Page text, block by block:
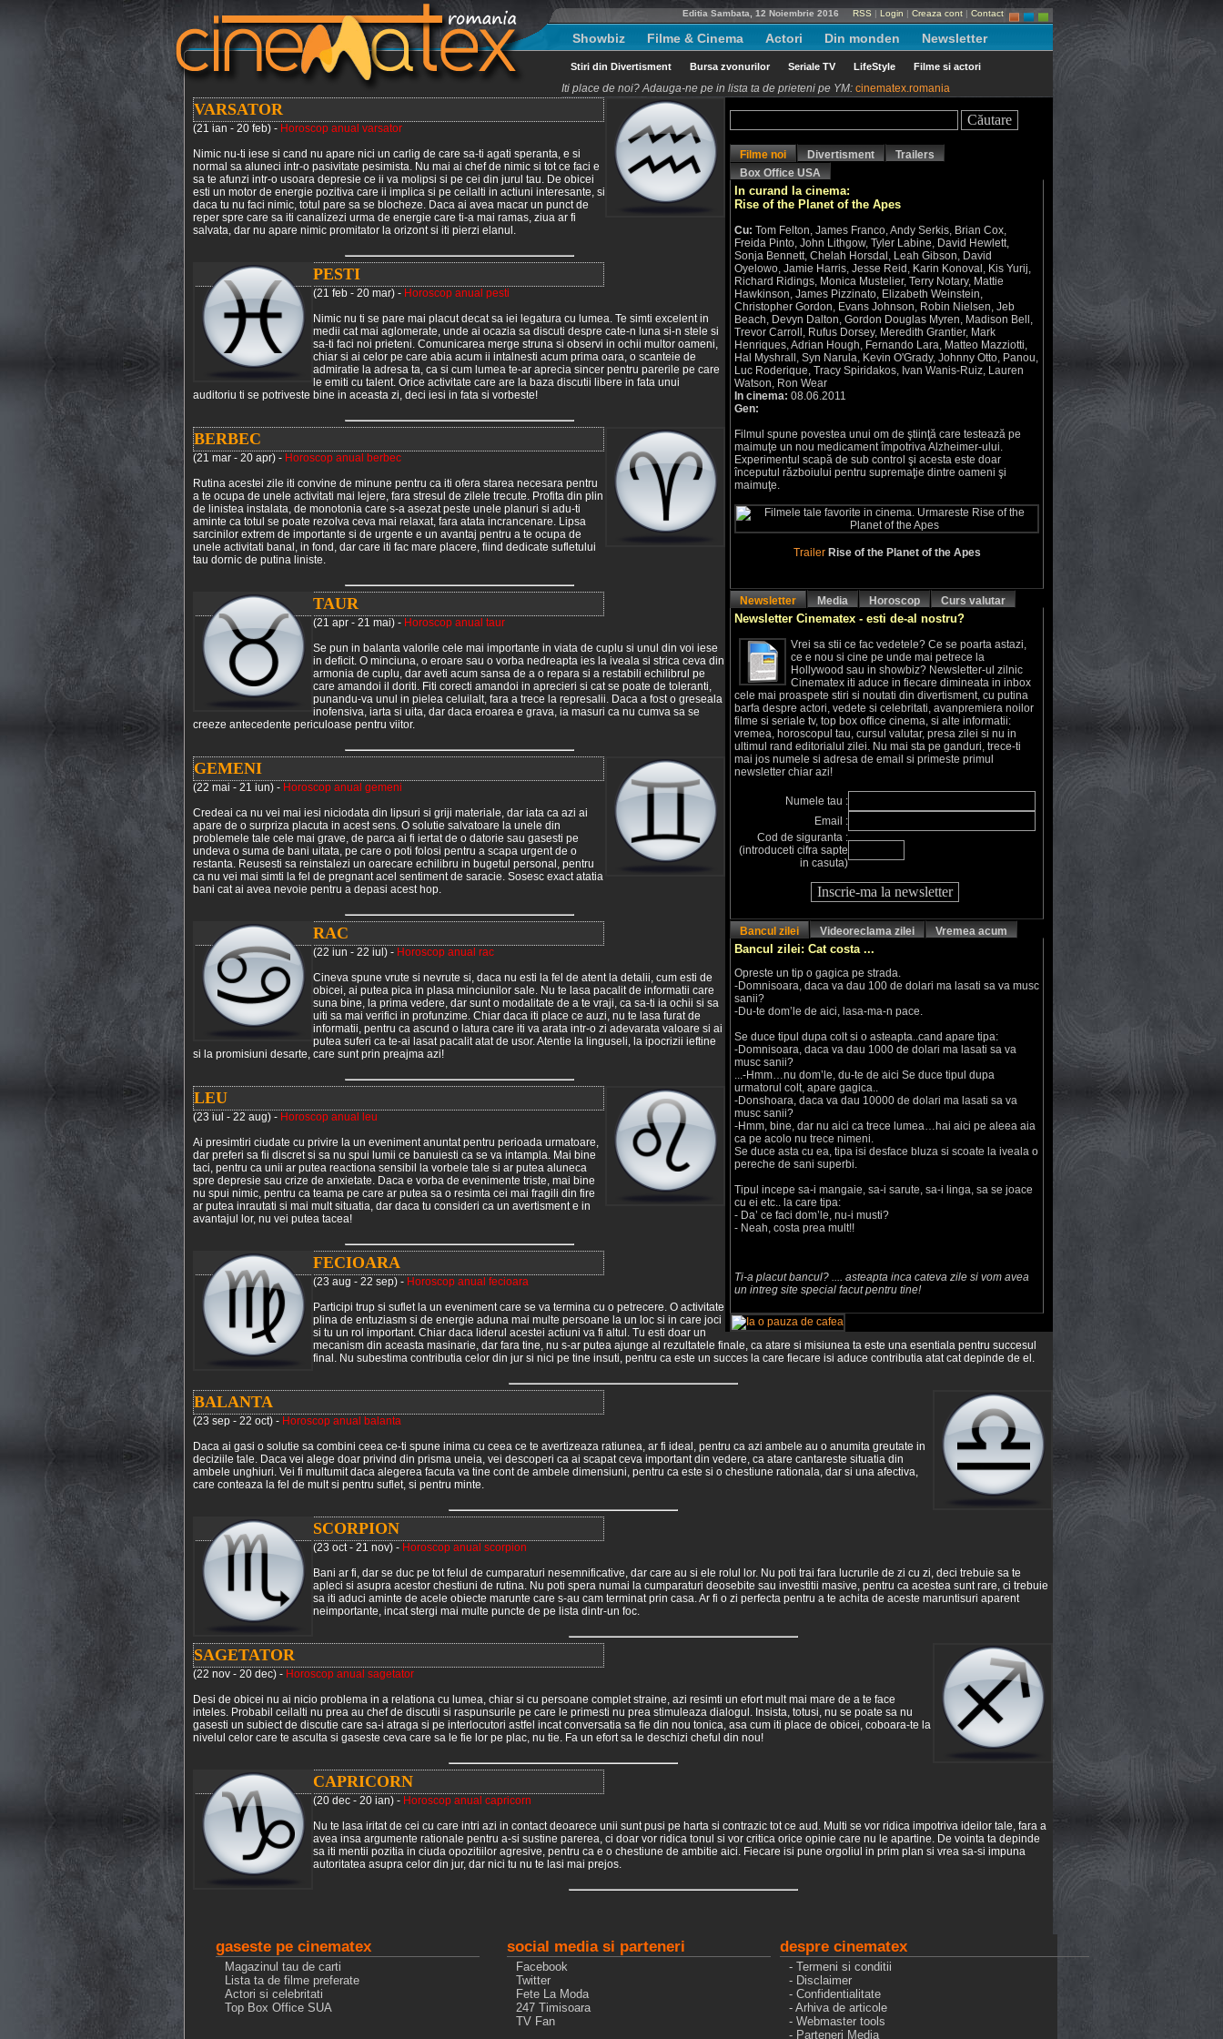
Editia Sambata, 12 Noiembrie 2016 RSS | Login | Creaza cont | Contact
Showbiz Filme & Cinema Actori Din monden Newsletter
Stiri din Divertisment Bursa zvonurilor Seriale TV LifeStyle Filme si actori
Iti place de noi? Adauga-ne pe in lista ta de prieteni pe YM: cinematex.romania
Filme noi Divertisment
Trailers
Box Office USA
In curand la cinema:
Rise of the Planet of the Apes
Cu: Tom Felton, James Franco, Andy Serkis, Brian Cox,
Freida Pinto, John Lithgow, Tyler Labine, David Hewlett,
Sonja Bennett, Chelah Horsdal, Leah Gibson, David
Oyelowo, Jamie Harris, Jesse Reid, Karin Konoval, Kis Yurij,
Richard Ridings, Monica Mustelier, Terry Notary, Mattie
Hawkinson, James Pizzinato, Elizabeth Weinstein,
Christopher Gordon, Evans Johnson, Robin Nielsen, Jeb
Beach, Devyn Dalton, Gordon Douglas Myren, Madison Bell,
Trevor Carroll, Rufus Dorsey, Meredith Grantier, Mark
Henriques, Adrian Hough, Fernando Lara, Matteo Mazziotti,
Hal Myshrall, Syn Narula, Kevin O'Grady, Johnny Otto, Panou,
Luc Roderique, Tracy Spiridakos, Ivan Wanis-Ruiz, Lauren
Watson, Ron Wear
In cinema: 08.06.2011
Gen:
Filmul spune povestea unui om de ştiinţă care testează pe
maimuţe un nou medicament împotriva Alzheimer-ului.
Experimentul scapă de sub control şi acesta este doar
începutul războiului pentru supremaţie dintre oameni şi
maimuţe.
Trailer Rise of the Planet of the Apes
Newsletter Media Horoscop Curs valutar
Newsletter Cinematex - esti de-al nostru?
Vrei sa stii ce fac vedetele? Ce se poarta astazi,
ce e nou si cine pe unde mai petrece la
Hollywood sau in showbiz? Newsletter-ul zilnic
Cinematex iti aduce in fiecare dimineata in inbox
cele mai proaspete stiri si noutati din divertisment, cu putina
barfa despre actori, vedete si celebritati, avanpremiera noilor
filme si seriale tv, top box office cinema, si alte informatii:
vremea, horoscopul tau, cursul valutar, presa zilei si nu in
ultimul rand editorialul zilei. Nu mai sta pe ganduri, trece-ti
mai jos numele si adresa de email si primeste primul
newsletter chiar azi!
Numele tau :
Email :
Cod de siguranta :
(introduceti cifra sapte
in casuta)
Bancul zilei Videoreclama zilei Vremea acum
Bancul zilei: Cat costa ...
Opreste un tip o gagica pe strada.
-Domnisoara, daca va dau 100 de dolari ma lasati sa va musc
sanii?
-Du-te dom’le de aici, lasa-ma-n pace.
Se duce tipul dupa colt si o asteapta..cand apare tipa:
-Domnisoara, daca va dau 1000 de dolari ma lasati sa va
musc sanii?
...-Hmm…nu dom’le, du-te de aici Se duce tipul dupa
urmatorul colt, apare gagica..
-Donshoara, daca va dau 10000 de dolari ma lasati sa va
musc sanii?
-Hmm, bine, dar nu aici ca trece lumea…hai aici pe aleea aia
ca pe acolo nu trece nimeni.
Se duce asta cu ea, tipa isi desface bluza si scoate la iveala o
pereche de sani superbi.
Tipul incepe sa-i mangaie, sa-i sarute, sa-i linga, sa se joace
cu ei etc.. la care tipa:
- Da’ ce faci dom’le, nu-i musti?
- Neah, costa prea mult!!
Ti-a placut bancul? .... asteapta inca cateva zile si vom avea
un intreg site special facut pentru tine!
VARSATOR
(21 ian - 20 feb) - Horoscop anual varsator
Nimic nu-ti iese si cand nu apare nici un carlig de care sa-ti agati speranta, e si
normal sa aluneci intr-o pasivitate pesimista. Nu mai ai chef de nimic si tot ce faci e
sa te afunzi intr-o usoara depresie ce ii va molipsi si pe cei din jurul tau. De obicei
esti un motor de energie pozitiva care ii implica si pe ceilalti in actiuni interesante, si
daca tu nu faci nimic, totul pare sa se blocheze. Daca ai avea macar un punct de
reper spre care sa iti canalizezi urma de energie care ti-a mai ramas, ziua ar fi
salvata, dar nu apare nimic promitator la orizont si iti pierzi elanul.
PESTI
(21 feb - 20 mar) - Horoscop anual pesti
Nimic nu ti se pare mai placut decat sa iei legatura cu lumea. Te simti excelent in
medii cat mai aglomerate, unde ai ocazia sa discuti despre cate-n luna si-n stele si
sa-ti faci noi prieteni. Comunicarea merge struna si observi in ochii multor oameni,
chiar si ai celor pe care abia acum ii intalnesti acum prima oara, o scanteie de
admiratie la adresa ta, ca si cum lumea te-ar aprecia sincer pentru parerile pe care
le emiti cu talent. Orice activitate care are la baza discutii libere in fata unui
auditoriu ti se potriveste bine in aceasta zi, deci iesi in fata si vorbeste!
BERBEC
(21 mar - 20 apr) - Horoscop anual berbec
Rutina acestei zile iti convine de minune pentru ca iti ofera starea necesara pentru
a te ocupa de unele activitati mai lejere, fara stresul de zilele trecute. Profita din plin
de linistea instalata, de monotonia care s-a asezat peste unele planuri si adu-ti
aminte ca totul se poate rezolva ceva mai relaxat, fara atata incrancenare. Lipsa
sarcinilor extrem de importante si de urgente e un avantaj pentru a te ocupa de
unele activitati banal, in fond, dar care iti fac mare placere, fiind dedicate sufletului
tau dornic de putina liniste.
TAUR
(21 apr - 21 mai) - Horoscop anual taur
Se pun in balanta valorile cele mai importante in viata de cuplu si unul din voi iese
in deficit. O minciuna, o eroare sau o vorba nedreapta ies la iveala si strica ceva din
armonia de cuplu, dar aveti acum sansa de a o repara si a restabili echilibrul pe
care amandoi il doriti. Fiti corecti amandoi in aprecieri si cat se poate de toleranti,
punandu-va unul in pielea celuilalt, fara a trece la represalii. Daca a fost o greseala
inofensiva, iarta si uita, dar daca eroarea e grava, ia masuri ca nu cumva sa se
creeze antecedente periculoase pentru viitor.
GEMENI
(22 mai - 21 iun) - Horoscop anual gemeni
Credeai ca nu vei mai iesi niciodata din lipsuri si griji materiale, dar iata ca azi ai
apare de o surpriza placuta in acest sens. O solutie salvatoare la unele din
problemele tale cele mai grave, de parca ai fi iertat de o datorie sau gasesti pe
undeva o suma de bani uitata, pe care o poti folosi pentru a scapa urgent de o
restanta. Reusesti sa reinstalezi un oarecare echilibru in bugetul personal, pentru
ca nu vei mai simti la fel de pregnant acel sentiment de saracie. Sosesc exact atatia
bani cat ai avea nevoie pentru a depasi acest hop.
RAC
(22 iun - 22 iul) - Horoscop anual rac
Cineva spune vrute si nevrute si, daca nu esti la fel de atent la detalii, cum esti de
obicei, ai putea pica in plasa minciunilor sale. Nu te lasa pacalit de informatii care
suna bine, la prima vedere, dar sunt o modalitate de a te vraji, ca sa-ti ia ochii si sa
uiti sa mai verifici in profunzime. Chiar daca iti place ce auzi, nu te lasa furat de
informatii, pentru ca ascund o latura care iti va arata intr-o zi adevarata valoare si ai
putea suferi ca te-ai lasat pacalit atat de usor. Atentie la linguseli, la ipocrizii ieftine
si la promisiuni desarte, care sunt prin preajma azi!
LEU
(23 iul - 22 aug) - Horoscop anual leu
Ai presimtiri ciudate cu privire la un eveniment anuntat pentru perioada urmatoare,
dar preferi sa fii discret si sa nu spui lumii ce banuiesti ca se va intampla. Mai bine
taci, pentru ca unii ar putea reactiona sensibil la vorbele tale si ar putea aluneca
spre depresie sau crize de anxietate. Daca e vorba de evenimente triste, mai bine
nu spui nimic, pentru ca teama pe care ar putea sa o resimta cei mai fragili din fire
ar putea inrautati si mai mult situatia, dar daca tu consideri ca un avertisment e in
avantajul lor, nu vei putea tacea!
FECIOARA
(23 aug - 22 sep) - Horoscop anual fecioara
Participi trup si suflet la un eveniment care se va termina cu o petrecere. O activitate
plina de entuziasm si de energie aduna mai multe persoane la un loc si in care joci
si tu un rol important. Chiar daca liderul acestei actiuni va fi altul. Tu esti doar un
mecanism din aceasta masinarie, dar fara tine, nu s-ar putea ajunge al rezultatele finale, ca atare si misiunea ta este una esentiala pentru succesul
final. Nu subestima contributia celor din jur si nici pe tine insuti, pentru ca este un succes la care fiecare isi aduce contributia atat cat depinde de el.
BALANTA
(23 sep - 22 oct) - Horoscop anual balanta
Daca ai gasi o solutie sa combini ceea ce-ti spune inima cu ceea ce te avertizeaza ratiunea, ar fi ideal, pentru ca azi ambele au o anumita greutate in
deciziile tale. Daca vei alege doar privind din prisma uneia, vei descoperi ca ai scapat ceva important din vedere, ca atare cantareste situatia din
ambele unghiuri. Vei fi multumit daca alegerea facuta va tine cont de ambele dimensiuni, pentru ca este si o chestiune rationala, dar si una afectiva,
care conteaza la fel de mult si pentru suflet, si pentru minte.
SCORPION
(23 oct - 21 nov) - Horoscop anual scorpion
Bani ar fi, dar se duc pe tot felul de cumparaturi nesemnificative, dar care au si ele rolul lor. Nu poti trai fara lucrurile de zi cu zi, deci trebuie sa te
apleci si asupra acestor chestiuni de rutina. Nu poti spera numai la cumparaturi deosebite sau investitii masive, pentru ca acestea sunt rare, ci trebuie
sa iti aduci aminte de acele obiecte marunte care s-au cam terminat prin casa. Ar fi o zi perfecta pentru a te achita de aceste maruntisuri aparent
neimportante, incat stergi mai multe puncte de pe lista dintr-un foc.
SAGETATOR
(22 nov - 20 dec) - Horoscop anual sagetator
Desi de obicei nu ai nicio problema in a relationa cu lumea, chiar si cu persoane complet straine, azi resimti un efort mult mai mare de a te face
inteles. Probabil ceilalti nu prea au chef de discutii si raspunsurile pe care le primesti nu prea stimuleaza dialogul. Insista, totusi, nu se poate sa nu
gasesti un subiect de discutie care sa-i atraga si pe interlocutori astfel incat conversatia sa fie din nou tonica, asa cum iti place de obicei, coboara-te la
nivelul celor care te asculta si gaseste ceva care sa le fie lor pe plac, nu tie. Fa un efort sa le deschizi cheful din nou!
CAPRICORN
(20 dec - 20 ian) - Horoscop anual capricorn
Nu te lasa iritat de cei cu care intri azi in contact deoarece unii sunt pusi pe harta si contrazic tot ce aud. Multi se vor ridica impotriva ideilor tale, fara a
avea insa argumente rationale pentru a-si sustine parerea, ci doar vor ridica tonul si vor critica orice opinie care nu le apartine. De vointa ta depinde
sa iti mentii pozitia in ciuda opozitiilor agresive, pentru ca e o chestiune de ambitie aici. Fiecare isi pune orgoliul in prim plan si vrea sa-si impuna
autoritatea asupra celor din jur, dar nici tu nu te lasi mai prejos.
gaseste pe cinematex
Magazinul tau de carti
Lista ta de filme preferate
Actori si celebritati
Top Box Office SUA
despre cinematex
- Termeni si conditii
- Disclaimer
- Confidentialitate
- Arhiva de articole
- Webmaster tools
- Parteneri Media
social media si parteneri
Facebook
Twitter
Fete La Moda
247 Timisoara
TV Fan